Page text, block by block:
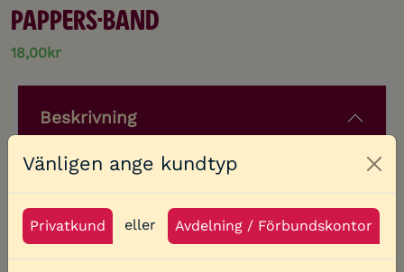
Vänligen ange kundtyp
Privatkund eller Avdelning / Förbundskontor
Pappers-Band
18,00kr
Beskrivning
Tubvävt nyckelband med säkerhetsspänne och
två krokar